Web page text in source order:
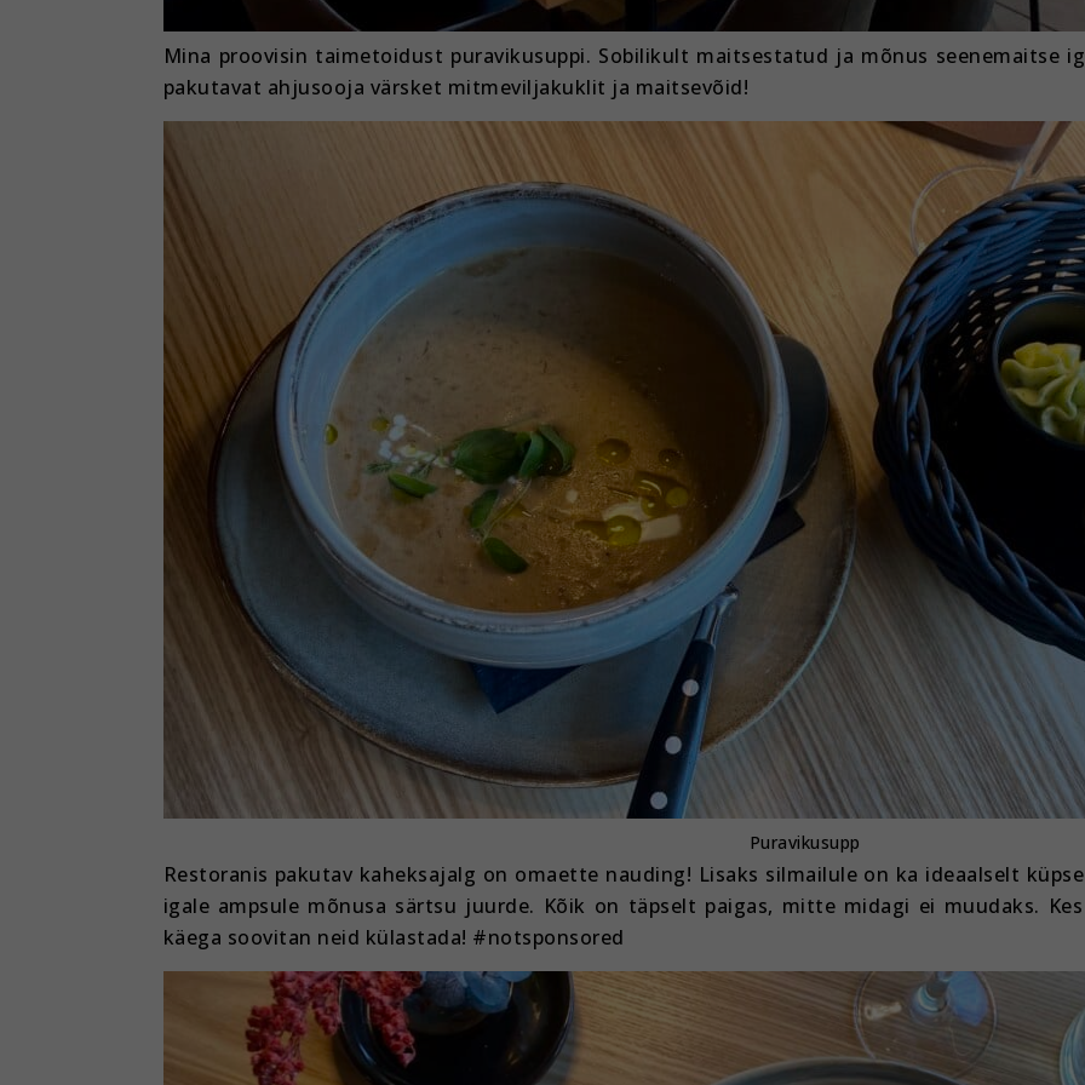
Mina proovisin taimetoidust puravikusuppi. Sobilikult maitsestatud ja mõnus seenemaitse
pakutavat ahjusooja värsket mitmeviljakuklit ja maitsevõid!
Puravikusupp
Restoranis pakutav kaheksajalg on omaette nauding! Lisaks silmailule on ka ideaalselt
igale ampsule mõnusa särtsu juurde. Kõik on täpselt paigas, mitte midagi ei muudaks.
käega soovitan neid külastada! #notsponsored